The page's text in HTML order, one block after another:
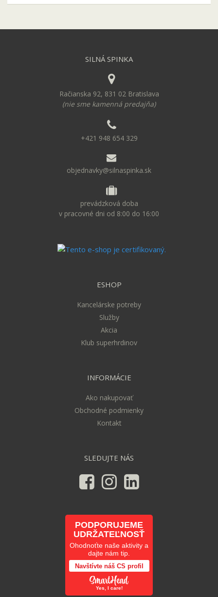
SILNÁ SPINKA
Račianska 92, 831 02 Bratislava
(nie sme kamenná predajňa)
+421 948 654 329
objednavky@silnaspinka.sk
prevádzková doba
v pracovné dni od 8:00 do 16:00
ESHOP
Kancelárske potreby
Služby
Akcia
Klub superhrdinov
INFORMÁCIE
Ako nakupovať
Obchodné podmienky
Kontakt
SLEDUJTE NÁS
PODPORUJEME
UDRŽATEĽNOSŤ
Ohodnoťte naše aktivity a
dajte nám tip.
Navštívte náš CS profil
Yes, I care!